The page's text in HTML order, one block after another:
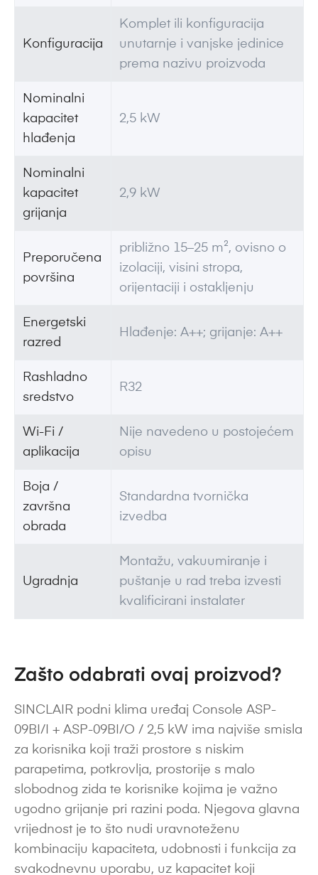
Konfiguracija
Komplet ili konfiguracija
unutarnje i vanjske jedinice
prema nazivu proizvoda
Nominalni
kapacitet
hlađenja
2,5 kW
Nominalni
kapacitet
grijanja
2,9 kW
Preporučena
površina
približno 15–25 m², ovisno o
izolaciji, visini stropa,
orijentaciji i ostakljenju
Energetski
razred
Hlađenje: A++; grijanje: A++
Rashladno
sredstvo
R32
Wi-Fi /
aplikacija
Nije navedeno u postojećem
opisu
Boja /
završna
obrada
Standardna tvornička
izvedba
Ugradnja
Montažu, vakuumiranje i
puštanje u rad treba izvesti
kvalificirani instalater
Zašto odabrati ovaj proizvod?
SINCLAIR podni klima uređaj Console ASP-
09BI/I + ASP-09BI/O / 2,5 kW ima najviše smisla
za korisnika koji traži prostore s niskim
parapetima, potkrovlja, prostorije s malo
slobodnog zida te korisnike kojima je važno
ugodno grijanje pri razini poda. Njegova glavna
vrijednost je to što nudi uravnoteženu
kombinaciju kapaciteta, udobnosti i funkcija za
svakodnevnu uporabu, uz kapacitet koji